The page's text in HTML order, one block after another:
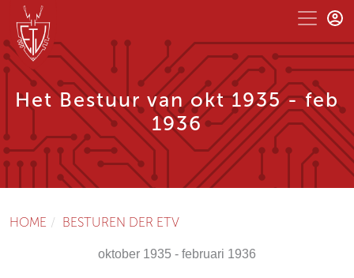
Het Bestuur van okt 1935 - feb
1936
HOME BESTUREN DER ETV
oktober 1935 - februari 1936